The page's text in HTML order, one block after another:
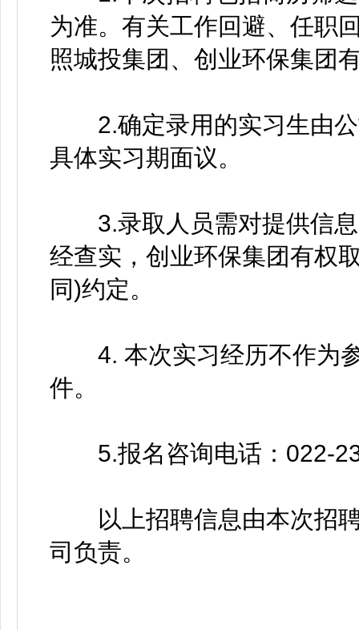
为准。有关工作回避、任职
照城投集团、创业环保集团
2.确定录用的实习生由公
具体实习期面议。
3.录取人员需对提供信息
经查实，创业环保集团有权
同)约定。
4. 本次实习经历不作为参
件。
5.报名咨询电话：022-
以上招聘信息由本次招聘
司负责。